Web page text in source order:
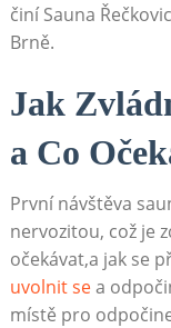
činí Sauna
Brně.
Jak
a Co
První návštěva
nervozitou, což je
očekávat,a jak se
uvolnit sea
místě pro